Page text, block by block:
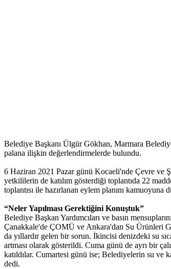
Belediye Başkanı Ülgür Gökhan, Marmara
palana ilişkin değerlendirmelerde bulundu.
6 Haziran 2021 Pazar günü Kocaeli'nde Çevre ve
yetkililerin de katılım gösterdiği toplantıda 22
toplantısı ile hazırlanan eylem planını kamuoyuna
“Neler Yapılması Gerektiğini Konuştuk”
Belediye Başkan Yardımcıları ve basın
Çanakkale'de ÇOMÜ ve Ankara'dan Su Ürünleri
da yıllardır gelen bir sorun. İkincisi denizdeki su
artması olarak gösterildi. Cuma günü de ayrı bir
katıldılar. Cumartesi günü ise; Belediyelerin su ve
dedi.